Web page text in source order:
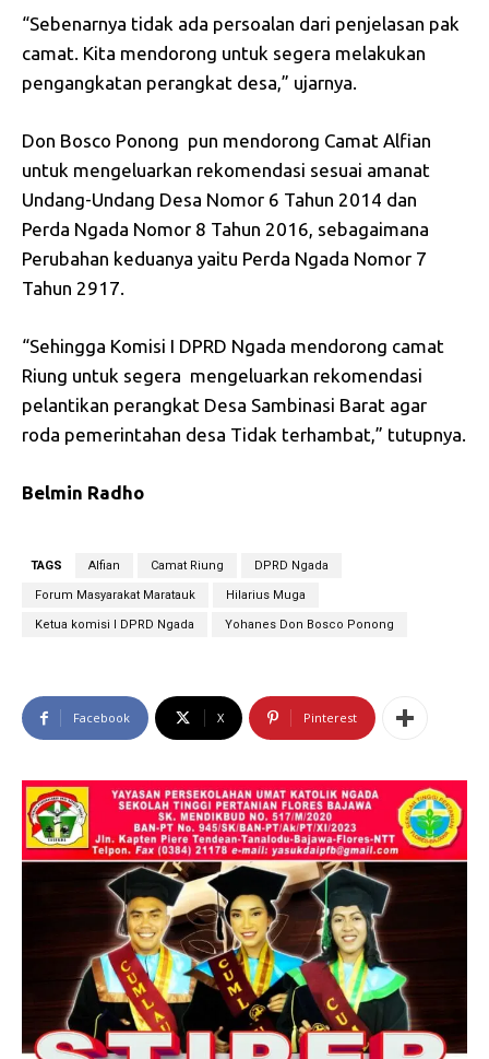
“Sebenarnya tidak ada persoalan dari penjelasan pak
camat. Kita mendorong untuk segera melakukan
pengangkatan perangkat desa,” ujarnya.
Don Bosco Ponong pun mendorong Camat Alfian
untuk mengeluarkan rekomendasi sesuai amanat
Undang-Undang Desa Nomor 6 Tahun 2014 dan
Perda Ngada Nomor 8 Tahun 2016, sebagaimana
Perubahan keduanya yaitu Perda Ngada Nomor 7
Tahun 2917.
“Sehingga Komisi I DPRD Ngada mendorong camat
Riung untuk segera mengeluarkan rekomendasi
pelantikan perangkat Desa Sambinasi Barat agar
roda pemerintahan desa Tidak terhambat,” tutupnya.
Belmin Radho
TAGS Alfian Camat Riung DPRD Ngada
Forum Masyarakat Maratauk Hilarius Muga
Ketua komisi I DPRD Ngada Yohanes Don Bosco Ponong
Facebook X Pinterest